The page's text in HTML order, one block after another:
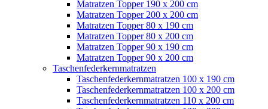
Matratzen Topper 190 x 200 cm
Matratzen Topper 200 x 200 cm
Matratzen Topper 80 x 190 cm
Matratzen Topper 80 x 200 cm
Matratzen Topper 90 x 190 cm
Matratzen Topper 90 x 200 cm
Taschenfederkernmatratzen
Taschenfederkernmatratzen 100 x 190 cm
Taschenfederkernmatratzen 100 x 200 cm
Taschenfederkernmatratzen 110 x 200 cm